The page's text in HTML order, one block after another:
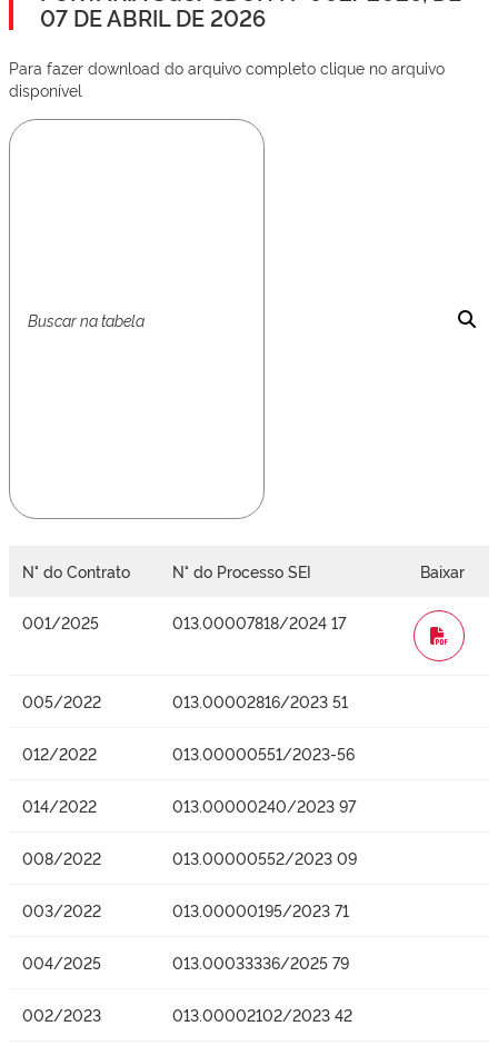
07 DE ABRIL DE 2026
Para fazer download do arquivo completo clique no arquivo
disponível
N° do Contrato N° do Processo SEI Baixar
001/2025 013.00007818/2024 17
WORD
005/2022 013.00002816/2023 51
012/2022 013.00000551/2023-56
014/2022 013.00000240/2023 97
008/2022 013.00000552/2023 09
003/2022 013.00000195/2023 71
004/2025 013.00033336/2025 79
002/2023 013.00002102/2023 42